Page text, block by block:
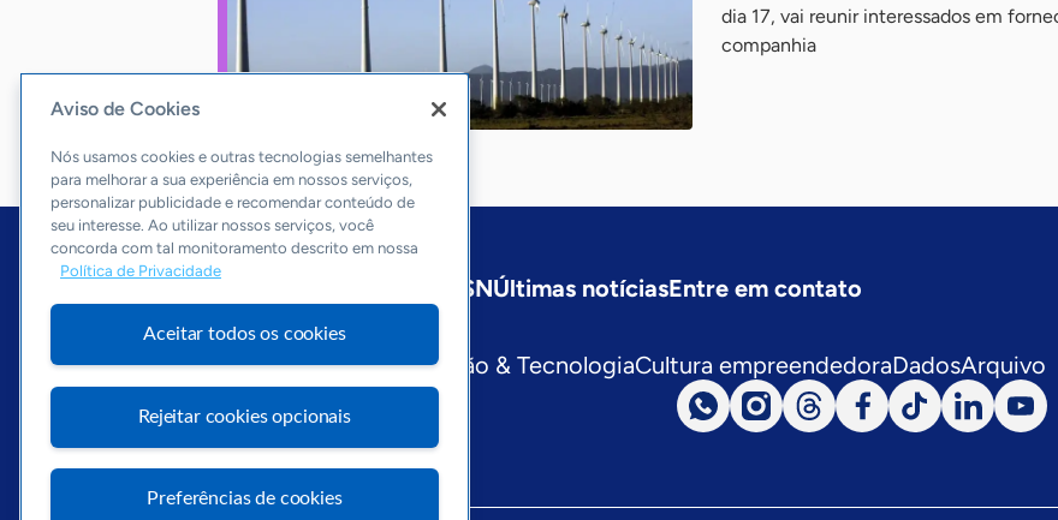
dia 17, vai reunir interessados em
companhia
Início Sobre a ASNÚltimas notíciasEntre em contato
Economia & PolíticaInovação & TecnologiaCultura empreendedoraDadosArquivo
Visite o Portal Sebrae
Aviso de Cookies
Nós usamos cookies e outras tecnologias semelhantes
para melhorar a sua experiência em nossos serviços,
personalizar publicidade e recomendar conteúdo de
seu interesse. Ao utilizar nossos serviços, você
concorda com tal monitoramento descrito em nossa
Política de Privacidade
Aceitar todos os cookies
Rejeitar cookies opcionais
Preferências de cookies